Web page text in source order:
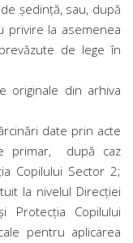
şedinţă, sau, după
privire la asemenea
de lege în
originale din arhiva
date prin acte
primar, după caz
Copilului Sector 2;
la nivelul Direcției
Protecția Copilului
pentru aplicarea